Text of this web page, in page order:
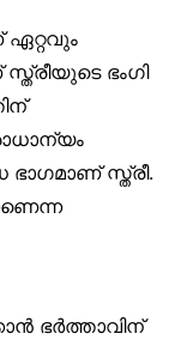
ഭംഗി
സ്ത്രീ.
ഭർത്താവിന്